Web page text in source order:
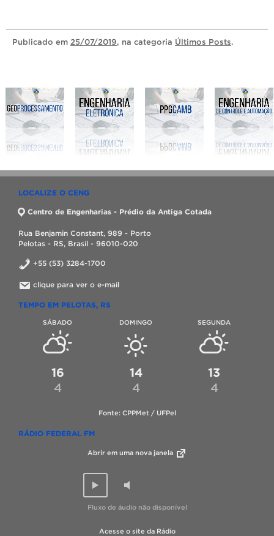
Publicado em 25/07/2019, na categoria Últimos Posts.
LOCALIZE O CENG
Centro de Engenharias - Prédio da Antiga Cotada
Rua Benjamin Constant, 989 - Porto
Pelotas - RS, Brasil - 96010-020
+55 (53) 3284-1700
clique para ver o e-mail
TEMPO EM PELOTAS, RS
SÁBADO
16
4
DOMINGO
14
4
SEGUNDA
13
4
Fonte: CPPMet / UFPel
RÁDIO FEDERAL FM
Abrir em uma nova janela
Fluxo de áudio não disponível
Acesse o site da Rádio